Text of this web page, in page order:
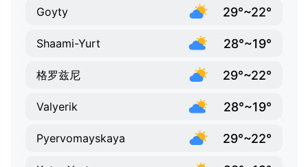
Goyty 29°~22°
Shaami-Yurt 28°~19°
格罗兹尼 29°~22°
Valyerik 28°~19°
Pyervomayskaya 29°~22°